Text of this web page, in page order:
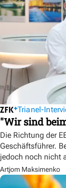
Trianel-
"Wir sind
Die Richtung der
Geschäftsführer.
jedoch noch nicht
Artjom Maksimenko